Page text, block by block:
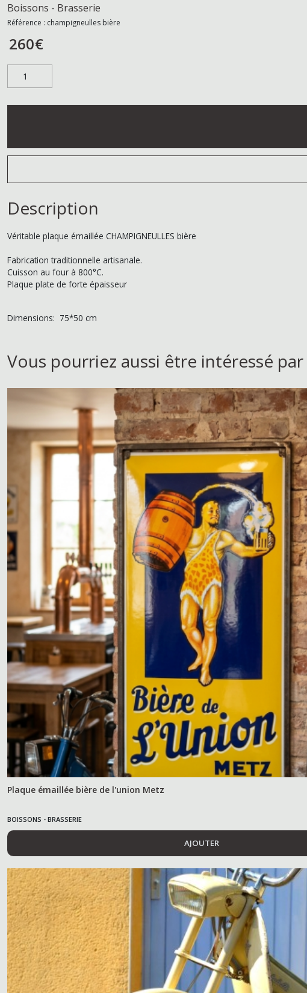
Boissons - Brasserie
Référence : champigneulles bière
260€
Description
Véritable plaque émaillée CHAMPIGNEULLES bière
Fabrication traditionnelle artisanale.
Cuisson au four à 800°C.
Plaque plate de forte épaisseur
Dimensions: 75*50 cm
Vous pourriez aussi être intéressé par
Plaque émaillée bière de l'union Metz
BOISSONS - BRASSERIE
AJOUTER